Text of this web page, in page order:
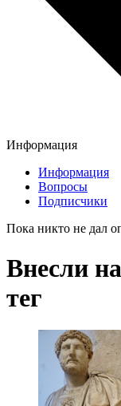
Информация
Информация
Вопросы
Подписчики
Пока никто не дал
Внесли
тег